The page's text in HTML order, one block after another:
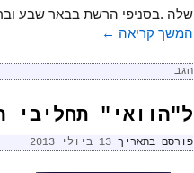
שלה .בסניפי הרשת בבאר שבע
המשך קריאה ←
הגב
ל"הוואי" תחליבי
פורסם בתאריך 13 ביולי 2013